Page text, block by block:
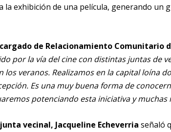
la exhibición de una película, generando un
de Relacionamiento Comunitario
por la vía del cine con distintas juntas de
los veranos. Realizamos en la capital loína
Es una muy buena forma de
potenciando esta iniciativa y muchas
vecinal, Jacqueline Echeverria señaló